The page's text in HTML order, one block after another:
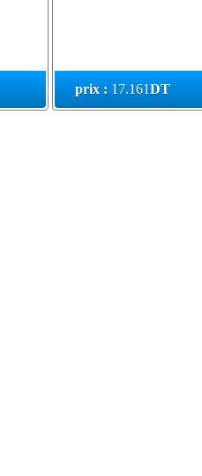
prix : 17.161DT